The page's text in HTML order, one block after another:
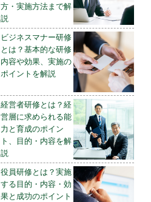
方・実施方法まで解
説
ビジネスマナー研修
とは？基本的な研修
内容や効果、実施の
ポイントを解説
経営者研修とは？経
営層に求められる能
力と育成のポイン
ト、目的・内容を解
説
役員研修とは？実施
する目的・内容・効
果と成功のポイント